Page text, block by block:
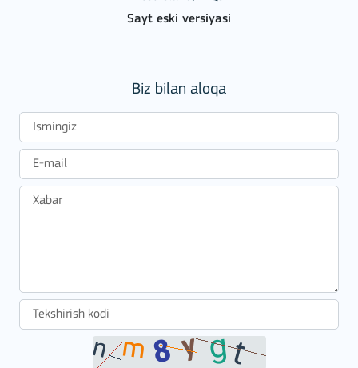
Sayt eski versiyasi
Biz bilan aloqa